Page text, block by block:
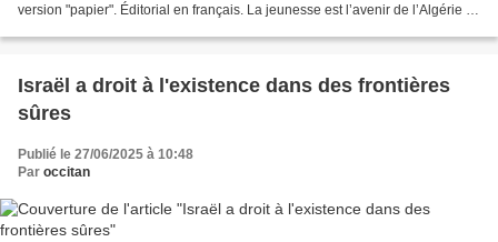
version "papier". Éditorial en français. La jeunesse est l’avenir de l’Algérie Il
Israël a droit à l'existence dans des frontières
sûres
Publié le 27/06/2025 à 10:48
Par occitan